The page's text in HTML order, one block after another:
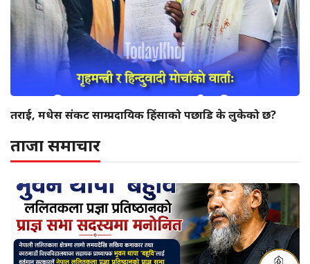
तराई, मधेस संकट साम्प्रदायिक हिंसाको पछाडि के लुकेको छ?
ताजा समाचार